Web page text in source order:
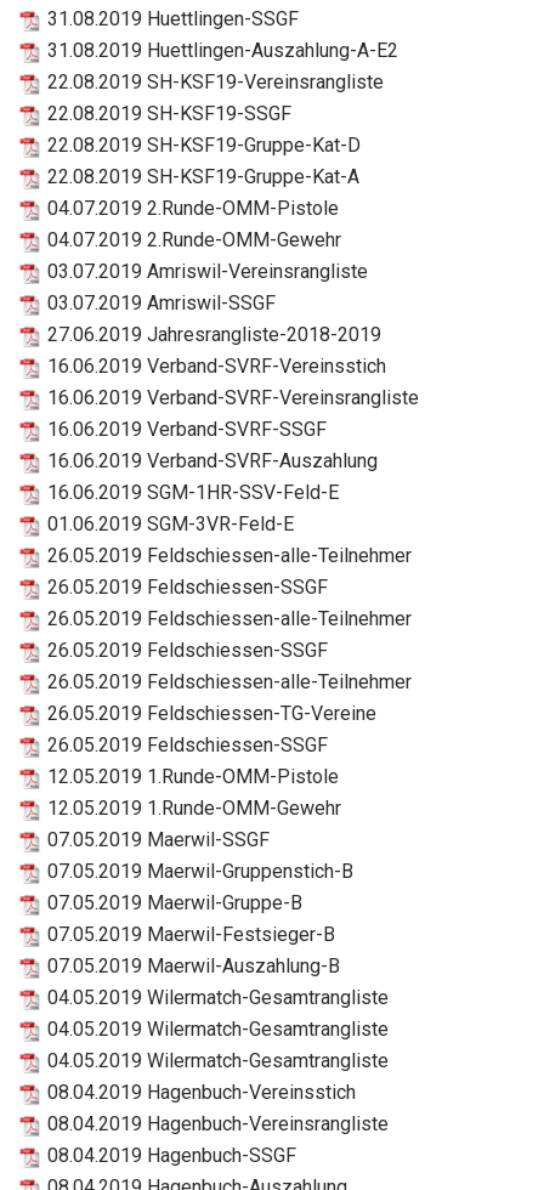
31.08.2019 Huettlingen-SSGF
31.08.2019 Huettlingen-Auszahlung-A-E2
22.08.2019 SH-KSF19-Vereinsrangliste
22.08.2019 SH-KSF19-SSGF
22.08.2019 SH-KSF19-Gruppe-Kat-D
22.08.2019 SH-KSF19-Gruppe-Kat-A
04.07.2019 2.Runde-OMM-Pistole
04.07.2019 2.Runde-OMM-Gewehr
03.07.2019 Amriswil-Vereinsrangliste
03.07.2019 Amriswil-SSGF
27.06.2019 Jahresrangliste-2018-2019
16.06.2019 Verband-SVRF-Vereinsstich
16.06.2019 Verband-SVRF-Vereinsrangliste
16.06.2019 Verband-SVRF-SSGF
16.06.2019 Verband-SVRF-Auszahlung
16.06.2019 SGM-1HR-SSV-Feld-E
01.06.2019 SGM-3VR-Feld-E
26.05.2019 Feldschiessen-alle-Teilnehmer
26.05.2019 Feldschiessen-SSGF
26.05.2019 Feldschiessen-alle-Teilnehmer
26.05.2019 Feldschiessen-SSGF
26.05.2019 Feldschiessen-alle-Teilnehmer
26.05.2019 Feldschiessen-TG-Vereine
26.05.2019 Feldschiessen-SSGF
12.05.2019 1.Runde-OMM-Pistole
12.05.2019 1.Runde-OMM-Gewehr
07.05.2019 Maerwil-SSGF
07.05.2019 Maerwil-Gruppenstich-B
07.05.2019 Maerwil-Gruppe-B
07.05.2019 Maerwil-Festsieger-B
07.05.2019 Maerwil-Auszahlung-B
04.05.2019 Wilermatch-Gesamtrangliste
04.05.2019 Wilermatch-Gesamtrangliste
04.05.2019 Wilermatch-Gesamtrangliste
08.04.2019 Hagenbuch-Vereinsstich
08.04.2019 Hagenbuch-Vereinsrangliste
08.04.2019 Hagenbuch-SSGF